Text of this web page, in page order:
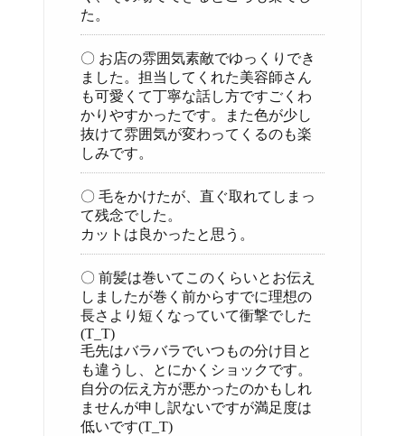
た。
〇 お店の雰囲気素敵でゆっくりでき
ました。担当してくれた美容師さん
も可愛くて丁寧な話し方ですごくわ
かりやすかったです。また色が少し
抜けて雰囲気が変わってくるのも楽
しみです。
〇 毛をかけたが、直ぐ取れてしまっ
て残念でした。
カットは良かったと思う。
〇 前髪は巻いてこのくらいとお伝え
しましたが巻く前からすでに理想の
長さより短くなっていて衝撃でした
(T_T)
毛先はバラバラでいつもの分け目と
も違うし、とにかくショックです。
自分の伝え方が悪かったのかもしれ
ませんが申し訳ないですが満足度は
低いです(T_T)